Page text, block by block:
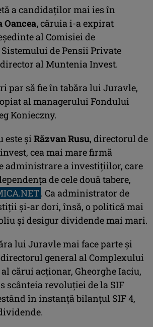
a candidaţilor mai ies în
căruia i-a expirat
al Comisiei de
de Pensii Private
director al Muntenia Invest.
par să fie în tabăra lui Juravle,
al managerului Fondului
Konieczny.
este şiRăzvan Rusu, directorul de
cea mai mare firmă
administrare a investiţiilor, care
de cele două tabere,
. Ca administrator de
şi-ar dori, însă, o politică mai
şi desigur dividende mai mari.
lui Juravle mai face parte şi
general al Complexului
cărui acţionar, Gheorghe Iaciu,
scânteia revoluţiei de la SIF
în instanţă bilanţul SIF 4,